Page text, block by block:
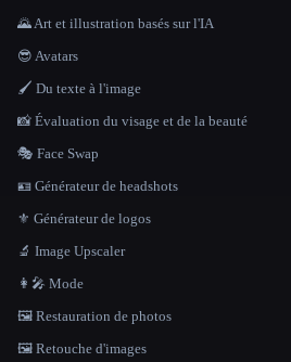
🌄 Art et illustration basés sur l'IA
😎 Avatars
🖌️ Du texte à l'image
📸 Évaluation du visage et de la beauté
🎭 Face Swap
🪪 Générateur de headshots
⚜️ Générateur de logos
🔬 Image Upscaler
👩‍🎤 Mode
🖼️ Restauration de photos
🖼️ Retouche d'images